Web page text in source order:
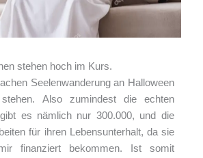
stehen hoch im Kurs.
Seelenwanderung an Halloween
Also zumindest die echten
es nämlich nur 300.000, und die
für ihren Lebensunterhalt, da sie
finanziert bekommen. Ist somit